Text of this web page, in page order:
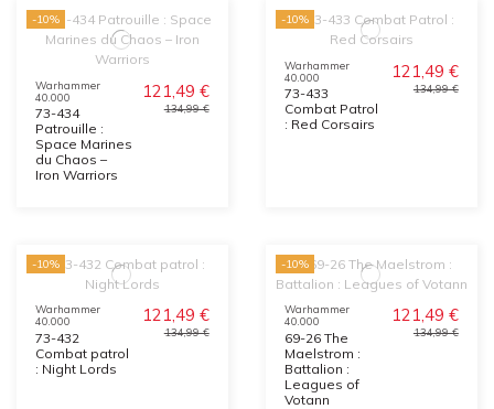
-10%
Warhammer
40.000
73-434
Patrouille :
Space Marines
du Chaos –
Iron Warriors
121,49 €
134,99 €
-10%
Warhammer
40.000
73-433
Combat Patrol
: Red Corsairs
121,49 €
134,99 €
-10%
Warhammer
40.000
73-432
Combat patrol
: Night Lords
121,49 €
134,99 €
-10%
Warhammer
40.000
69-26 The
Maelstrom :
Battalion :
Leagues of
Votann
121,49 €
134,99 €